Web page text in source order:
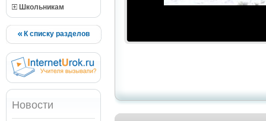
Школьникам
К списку разделов
Новости